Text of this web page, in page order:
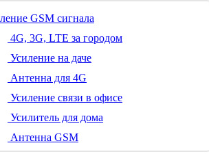
GSM сигнала
4G, 3G, LTE за городом
Усиление на даче
Антенна для 4G
Усиление связи в офисе
Усилитель для дома
Антенна GSM